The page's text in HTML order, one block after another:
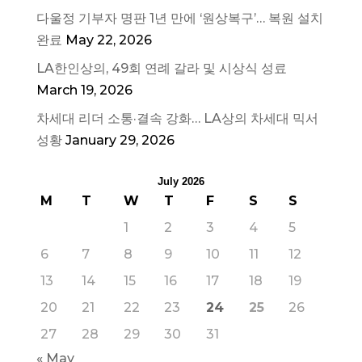
다울정 기부자 명판 1년 만에 ‘원상복구’… 복원 설치
완료 May 22, 2026
LA한인상의, 49회 연례 갈라 및 시상식 성료
March 19, 2026
차세대 리더 소통·결속 강화… LA상의 차세대 믹서
성황 January 29, 2026
July 2026
M T W T F S
S
1
2 3 4
5
6
7 8 9 10 11
12
13
14 15 16 17 18
19
20
21 22 23 24 25
26
27
28 29 30
31
« May